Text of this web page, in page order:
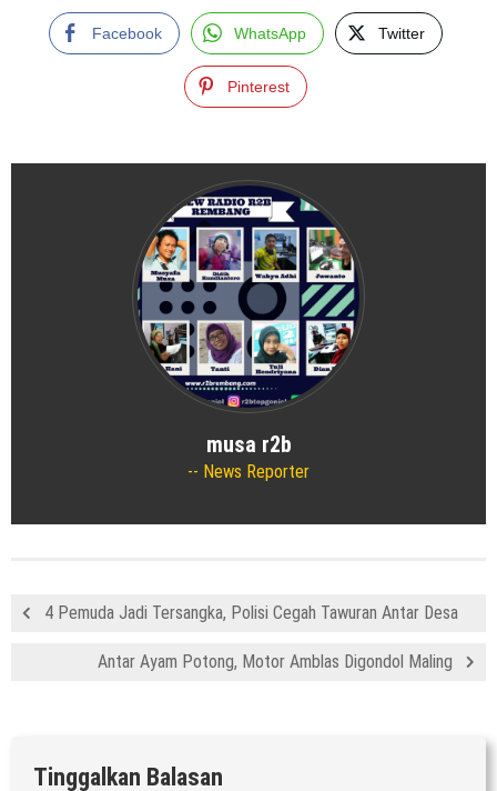
Facebook WhatsApp Twitter
Pinterest
musa r2b
News Reporter
4 Pemuda Jadi Tersangka, Polisi Cegah Tawuran Antar Desa
Antar Ayam Potong, Motor Amblas Digondol Maling
Tinggalkan Balasan